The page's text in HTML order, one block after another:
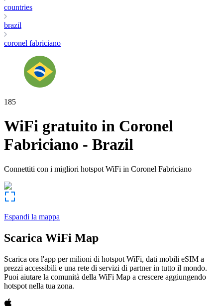
countries
brazil
coronel fabriciano
185
WiFi gratuito in Coronel
Fabriciano - Brazil
Connettiti con i migliori hotspot WiFi in Coronel Fabriciano
Espandi la mappa
Scarica WiFi Map
Scarica ora l'app per milioni di hotspot WiFi, dati mobili eSIM a
prezzi accessibili e una rete di servizi di partner in tutto il mondo.
Puoi aiutare la comunità della WiFi Map a crescere aggiungendo
hotspot nella tua zona.